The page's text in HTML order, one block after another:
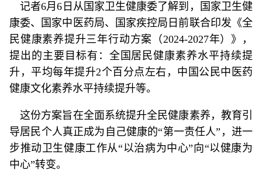
记者6月6日从国家卫生健康委了解到，国家卫生健
康委、国家中医药局、国家疾控局日前联合印发《全
民健康素养提升三年行动方案（2024-2027年）》，
提出的主要目标有：全国居民健康素养水平持续提
升，平均每年提升2个百分点左右，中国公民中医药
健康文化素养水平持续提升等。
这份方案旨在全面系统提升全民健康素养，教育引
导居民个人真正成为自己健康的“第一责任人”，进一
步推动卫生健康工作从“以治病为中心”向“以健康为
中心”转变。